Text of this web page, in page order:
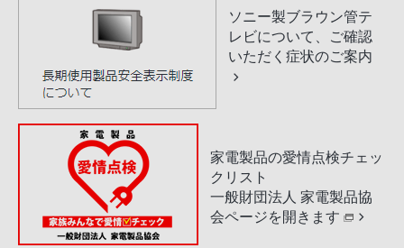
ソニー製ブラウン管テ
レビについて、ご確認
いただく症状のご案内
家電製品の愛情点検チェッ
クリスト
一般財団法人 家電製品協
会ページを開きます